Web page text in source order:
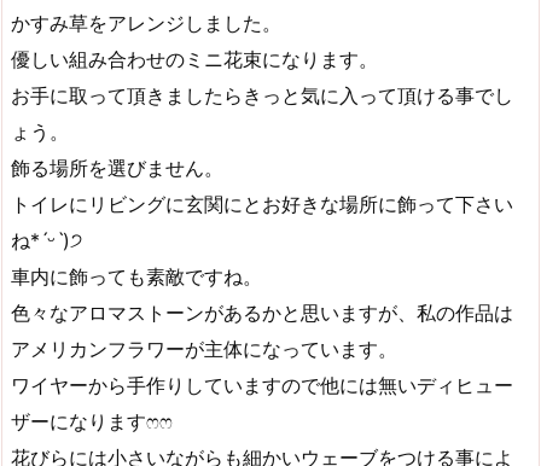
かすみ草をアレンジしました。
優しい組み合わせのミニ花束になります。
お手に取って頂きましたらきっと気に入って頂ける事でし
ょう。
飾る場所を選びません。
トイレにリビングに玄関にとお好きな場所に飾って下さい
ね*ˊᵕˋ)੭
車内に飾っても素敵ですね。
色々なアロマストーンがあるかと思いますが、私の作品は
アメリカンフラワーが主体になっています。
ワイヤーから手作りしていますので他には無いディヒュー
ザーになりますෆෆ
花びらには小さいながらも細かいウェーブをつける事によ